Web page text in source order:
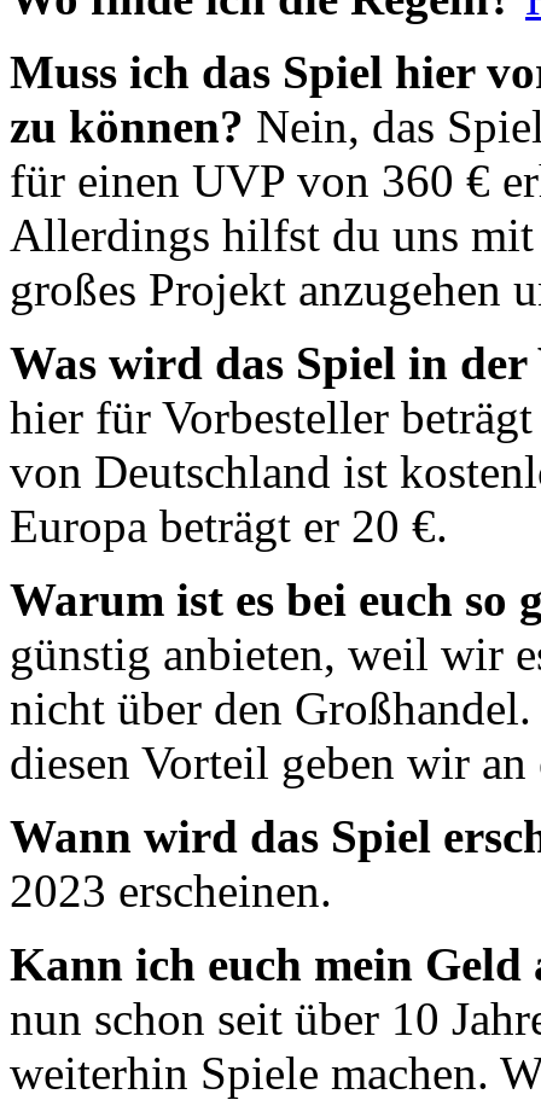
Muss ich das Spiel hier
zu können? Nein, das
für einen UVP von 360 €
Allerdings hilfst du uns mit
großes Projekt anzugehen
Was wird das Spiel in
hier für Vorbesteller
von Deutschland ist
Europa beträgt er 20 €.
Warum ist es bei euch so
günstig anbieten, weil wir
nicht über den
diesen Vorteil geben wir an
Wann wird das Spiel
2023 erscheinen.
Kann ich euch mein Geld
nun schon seit über 10
weiterhin Spiele machen.